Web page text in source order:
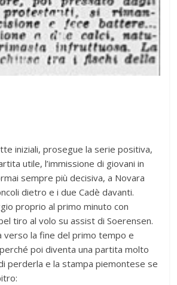
iniziali, prosegue la serie positiva,
utile, l’immissione di giovani in
sempre più decisiva, a Novara
dietro e i due Cadè davanti.
proprio al primo minuto con
tiro al volo su assist di Soerensen.
verso la fine del primo tempo e
poi diventa una partita molto
perderla e la stampa piemontese se